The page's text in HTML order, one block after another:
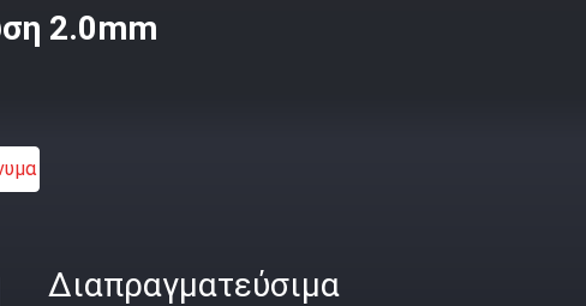
2.0mm
Διαπραγματεύσιμα